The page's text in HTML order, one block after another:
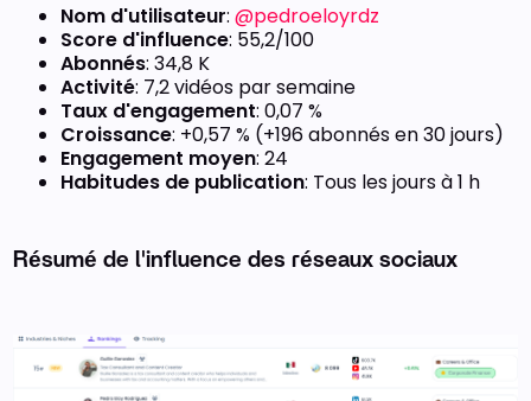
Nom d'utilisateur:@pedroeloyrdz
Score d'influence: 55,2/100
Abonnés: 34,8 K
Activité: 7,2 vidéos par semaine
Taux d'engagement: 0,07 %
Croissance: +0,57 % (+196 abonnés en 30 jours)
Engagement moyen: 24
Habitudes de publication: Tous les jours à 1 h
Résumé de l'influence des réseaux sociaux